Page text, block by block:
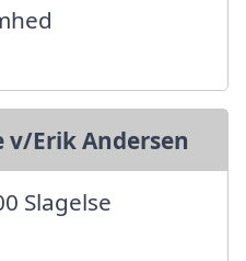
v/Erik Andersen
Slagelse